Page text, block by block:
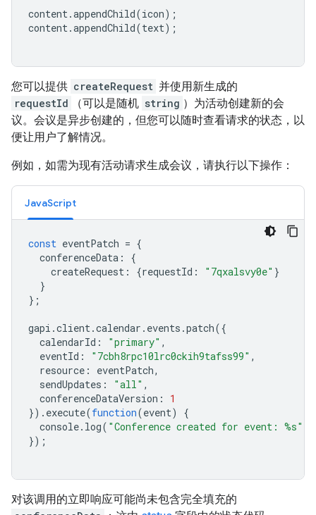
content.appendChild(icon);
content.appendChild(text);
您可以提供 createRequest 并使用新生成的
requestId
（可以是随机 string ）为活动创建新的会
议。会议是异步创建的，但您可以随时查看请求的状态，以
便让用户了解情况。
例如，如需为现有活动请求生成会议，请执行以下操作：
JavaScript
const eventPatch = {
conferenceData :
{
createRequest : {requestId : "7qxalsvy0e" }
}
};
gapi .client.calendar . events .patch({
calendarId : "primary" ,
eventId : "7cbh8rpc10lrc0ckih9tafss99" ,
resource : eventPatch,
sendUpdates : "all" ,
conferenceDataVersion :
1
}). execute(function(event)
{
console. log( "Conference created for event: %s"
});
对该调用的立即响应可能尚未包含完全填充的